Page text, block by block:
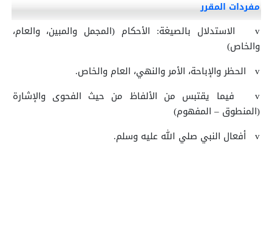
مفردات المقرر
v
الاستدلال بالصيغة: الأحكام (المجمل والمبين، والعام،
والخاص)
v الحظر والإباحة، الأمر والنهي، العام والخاص.
v
فيما يقتبس من الألفاظ من حيث الفحوى والإشارة
(المنطوق – المفهوم)
v أفعال النبي صلي الله عليه وسلم.